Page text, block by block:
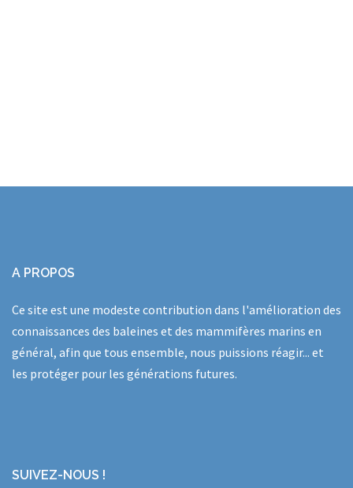
A PROPOS
Ce site est une modeste contribution dans l'amélioration des
connaissances des baleines et des mammifères marins en
général, afin que tous ensemble, nous puissions réagir... et
les protéger pour les générations futures.
SUIVEZ-NOUS !